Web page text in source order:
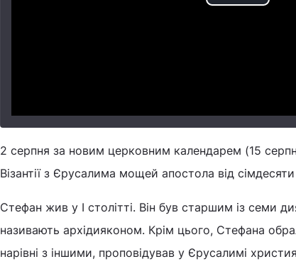
2 серпня за новим церковним календарем (15
Візантії з Єрусалима мощей апостола від
Стефан жив у I столітті. Він був старшим із семи
називають архідияконом. Крім цього, Стефана
нарівні з іншими, проповідував у Єрусалимі